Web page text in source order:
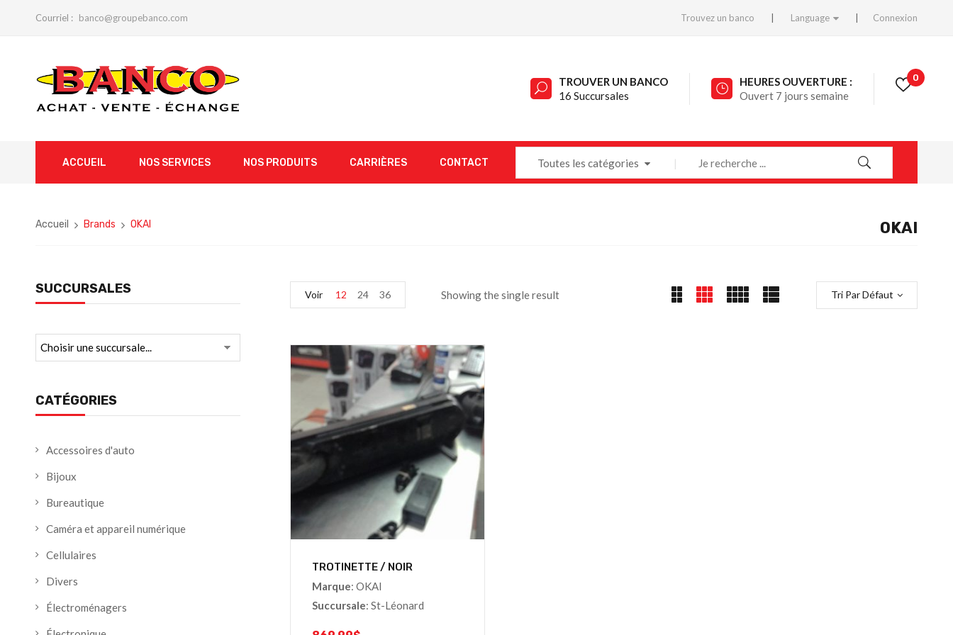
Courriel : banco@groupebanco.com Trouvez un banco Language Connexion
TROUVER UN BANCO
16 Succursales
HEURES OUVERTURE :
Ouvert 7 jours semaine
0
ACCUEIL NOS SERVICES NOS PRODUITS CARRIÈRES CONTACT Toutes les catégories
Accueil Brands OKAI OKAI
SUCCURSALES
CATÉGORIES
Accessoires d'auto
Bijoux
Bureautique
Caméra et appareil numérique
Cellulaires
Divers
Électroménagers
Showing the single result Tri Par Défaut
Voir 12 24 36
TROTINETTE / NOIR
Marque: OKAI
Succursale: St-Léonard